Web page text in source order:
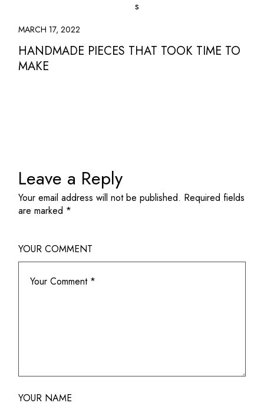
MARCH 17, 2022
HANDMADE PIECES THAT TOOK TIME TO
MAKE
Leave a Reply
Your email address will not be published. Required fields
are marked *
YOUR COMMENT
YOUR NAME